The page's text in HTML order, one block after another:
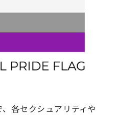
各セクシュアリティや